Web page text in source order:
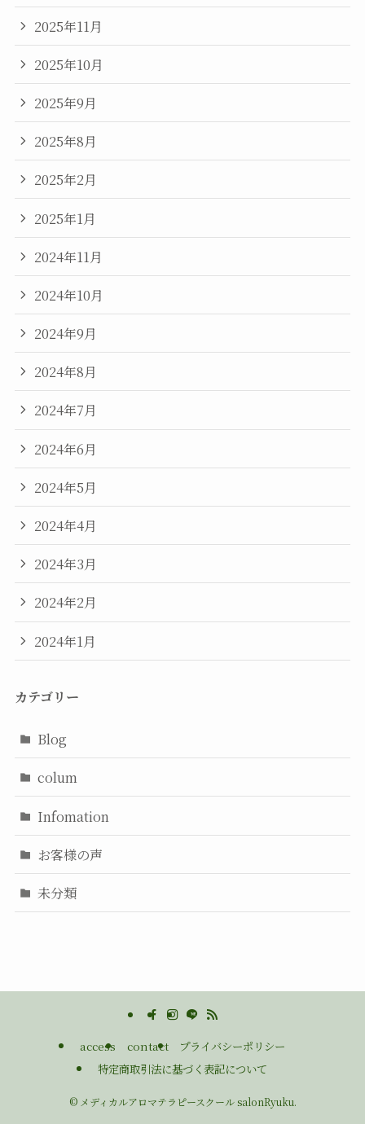
2025年11月
2025年10月
2025年9月
2025年8月
2025年2月
2025年1月
2024年11月
2024年10月
2024年9月
2024年8月
2024年7月
2024年6月
2024年5月
2024年4月
2024年3月
2024年2月
2024年1月
カテゴリー
Blog
colum
Infomation
お客様の声
未分類
access contact
プライバシーポリシー
特定商取引法に基づく表記について
©メディカルアロマテラピースクール salonRyuku.